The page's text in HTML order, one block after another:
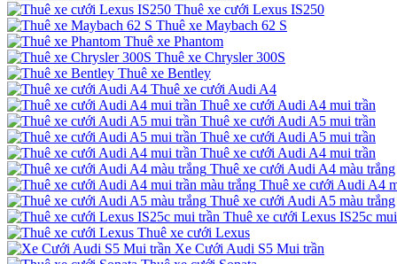
Thuê xe cưới Lexus IS250
Thuê xe Maybach 62 S
Thuê xe Phantom
Thuê xe Chrysler 300S
Thuê xe Bentley
Thuê xe cưới Audi A4
Thuê xe cưới Audi A4 mui trần
Thuê xe cưới Audi A5 mui trần
Thuê xe cưới Audi A5 mui trần
Thuê xe cưới Audi A4 mui trần
Thuê xe cưới Audi A4 màu trắng
Thuê xe cưới Audi A4
Thuê xe cưới Audi A5 màu trắng
Thuê xe cưới Lexus IS25c
Thuê xe cưới Lexus
Xe Cưới Audi S5 Mui trần